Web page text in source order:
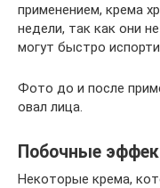
применением, крема
недели, так как они
могут быстро
Фото до и после
овал лица.
Побочные
Некоторые крема,